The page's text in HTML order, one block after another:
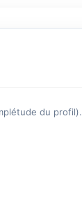
du profil).